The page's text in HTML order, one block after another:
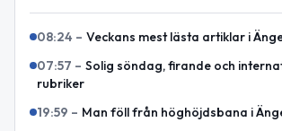
08:24 – Veckans mest lästa artiklar i
07:57 – Solig söndag, firande och
rubriker
19:59 – Man föll från höghöjdsbana i